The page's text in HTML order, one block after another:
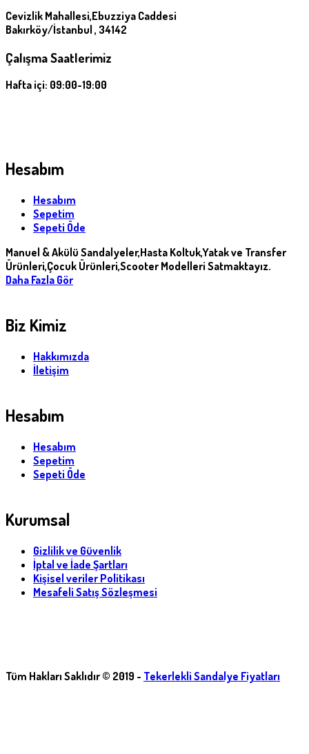
Cevizlik Mahallesi,Ebuzziya Caddesi
Bakırköy/İstanbul , 34142
Çalışma Saatlerimiz
Hafta içi: 09:00-19:00
Hesabım
Hesabım
Sepetim
Sepeti Öde
Manuel & Akülü Sandalyeler,Hasta Koltuk,Yatak ve Transfer
Ürünleri,Çocuk Ürünleri,Scooter Modelleri Satmaktayız.
Daha Fazla Gör
Biz Kimiz
Hakkımızda
İletişim
Hesabım
Hesabım
Sepetim
Sepeti Öde
Kurumsal
Gizlilik ve Güvenlik
İptal ve İade Şartları
Kişisel veriler Politikası
Mesafeli Satış Sözleşmesi
Tüm Hakları Saklıdır © 2019 - Tekerlekli Sandalye Fiyatları